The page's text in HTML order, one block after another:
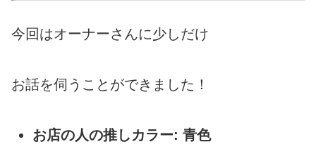
今回はオーナーさんに少しだけ
お話を伺うことができました！
お店の人の推しカラー: 青色